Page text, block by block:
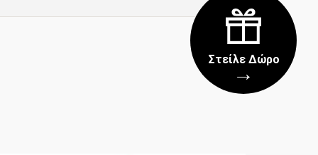
Στείλε Δώρο
→